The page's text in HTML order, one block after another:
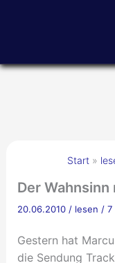
Start
Der
20.06.2010 / lesen / 7
Gestern hat
die Sendung